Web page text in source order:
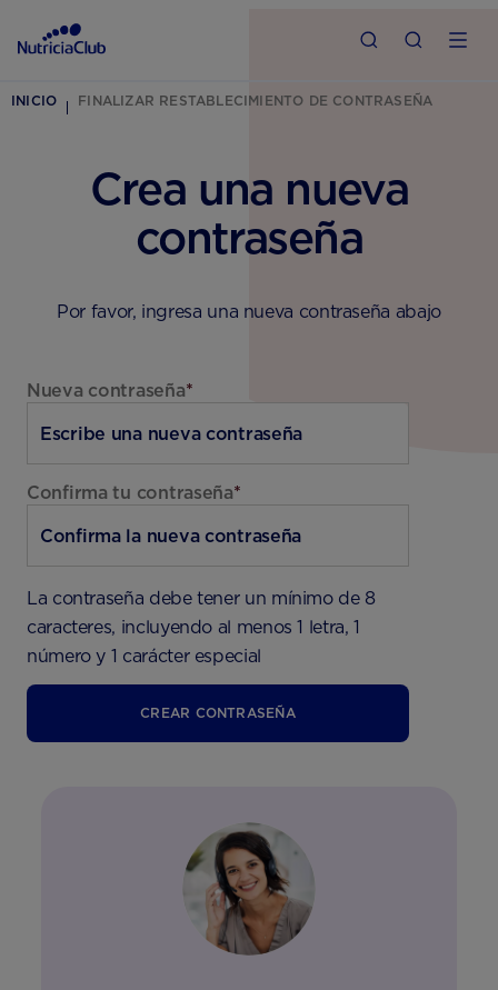
INICIO FINALIZAR RESTABLECIMIENTO DE CONTRASEÑA
Crea una nueva
contraseña
Por favor, ingresa una nueva contraseña abajo
Nueva contraseña*
Confirma tu contraseña*
La contraseña debe tener un mínimo de 8
caracteres, incluyendo al menos 1 letra, 1
número y 1 carácter especial
CREAR CONTRASEÑA